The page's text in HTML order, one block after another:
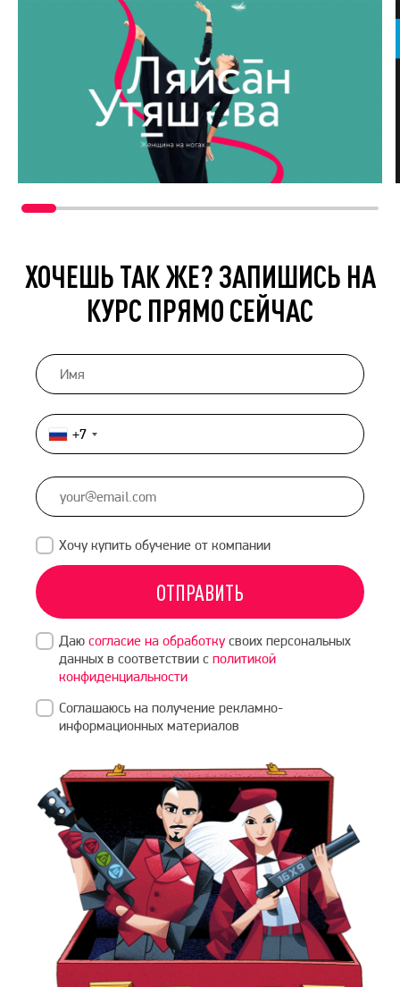
ХОЧЕШЬ ТАК ЖЕ? ЗАПИШИСЬ НА
КУРС ПРЯМО СЕЙЧАС
Россия
+7
+7
Хочу купить обучение от компании
ОТПРАВИТЬ
Даю согласие на обработкусвоих персональных
данных в соответствии с политикой
конфиденциальности
Соглашаюсь на получение рекламно-
информационных материалов